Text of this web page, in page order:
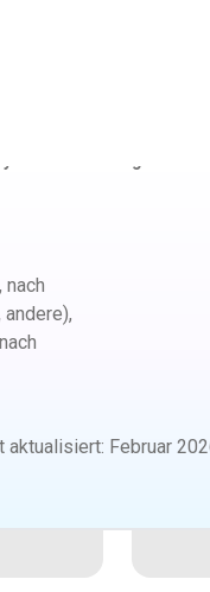
aktualisiert: Februar